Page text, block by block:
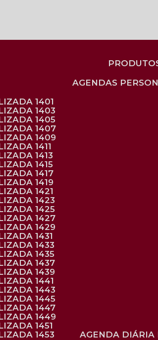
AGENDAS
1401
1403
1405
1407
1409
1411
1413
1415
1417
1419
1421
1423
1425
1427
1429
1431
1433
1435
1437
1439
1441
1443
1445
1447
1449
1451
1453
AGENDA